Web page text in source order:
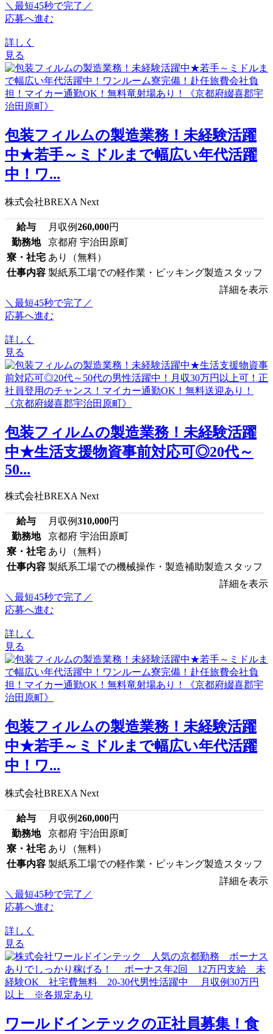
＼最短45秒で完了／
応募へ進む
詳しく
見る
包装フィルムの製造業務！未経験活躍
中★若手～ミドルまで幅広い年代活躍
中！ワ...
株式会社BREXA Next
給与 月収例260,000円
勤務地
京都府 宇治田原町
寮・社宅 あり（無料）
仕事内容 製紙系工場での軽作業・ピッキング製造スタッフ
詳細を表示
＼最短45秒で完了／
応募へ進む
詳しく
見る
包装フィルムの製造業務！未経験活躍
中★生活支援物資事前対応可◎20代～
50...
株式会社BREXA Next
給与 月収例310,000円
勤務地
京都府 宇治田原町
寮・社宅 あり（無料）
仕事内容 製紙系工場での機械操作・製造補助製造スタッフ
詳細を表示
＼最短45秒で完了／
応募へ進む
詳しく
見る
包装フィルムの製造業務！未経験活躍
中★若手～ミドルまで幅広い年代活躍
中！ワ...
株式会社BREXA Next
給与 月収例260,000円
勤務地
京都府 宇治田原町
寮・社宅 あり（無料）
仕事内容 製紙系工場での軽作業・ピッキング製造スタッフ
詳細を表示
＼最短45秒で完了／
応募へ進む
詳しく
見る
ワールドインテックの正社員募集！食